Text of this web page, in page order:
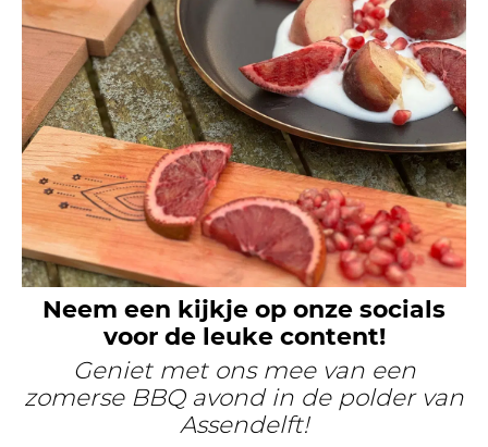
Neem een kijkje op onze socials
voor de leuke content!
Geniet met ons mee van een
zomerse BBQ avond in de polder van
Assendelft!